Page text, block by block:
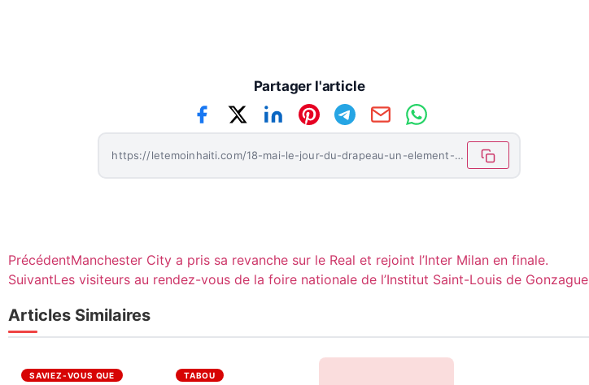
Partager l'article
https://letemoinhaiti.com/18-mai-le-jour-du-drapeau-un-element-de-fierte-nationale/
PrécédentManchester City a pris sa revanche sur le Real et rejoint l’Inter Milan en finale.
SuivantLes visiteurs au rendez-vous de la foire nationale de l’Institut Saint-Louis de Gonzague
Articles Similaires
SAVIEZ-VOUS QUE TABOU